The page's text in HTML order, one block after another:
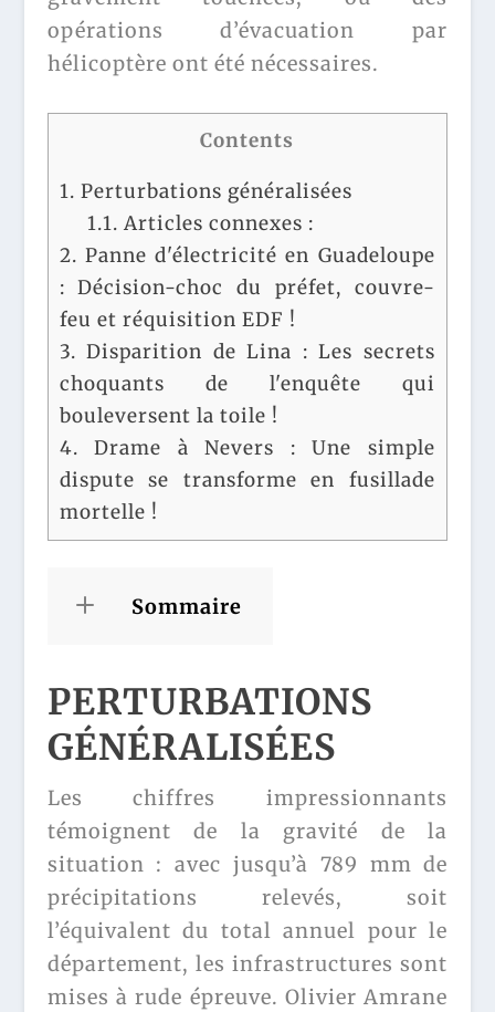
opérations d’évacuation par
hélicoptère ont été nécessaires.
Contents
1. Perturbations généralisées
1.1. Articles connexes :
2. Panne d'électricité en Guadeloupe
: Décision-choc du préfet, couvre-
feu et réquisition EDF !
3. Disparition de Lina : Les secrets
choquants de l'enquête qui
bouleversent la toile !
4. Drame à Nevers : Une simple
dispute se transforme en fusillade
mortelle !
Sommaire
PERTURBATIONS
GÉNÉRALISÉES
Les chiffres impressionnants
témoignent de la gravité de la
situation : avec jusqu’à 789 mm de
précipitations relevés, soit
l’équivalent du total annuel pour le
département, les infrastructures sont
mises à rude épreuve. Olivier Amrane